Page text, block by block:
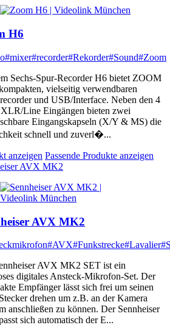
H6
#mixer#recorder#Rekorder#Sound#Zoom
Sechs-Spur-Recorder H6 bietet ZOOM
vielseitig verwendbaren
und USB/Interface. Neben den 4
XLR/Line Eingängen bieten zwei
Eingangskapseln (X/Y & MS) die
schnell und zuverl�...
anzeigen Passende Produkte anzeigen
AVX MK2
AVX MK2
#AVX#Funkstrecke#Lavalier
AVX MK2 SET ist ein
digitales Ansteck-Mikrofon-Set. Der
Empfänger lässt sich frei um seinen
drehen um z.B. an der Kamera
anschließen zu können. Der Sennheiser
sich automatisch der E...